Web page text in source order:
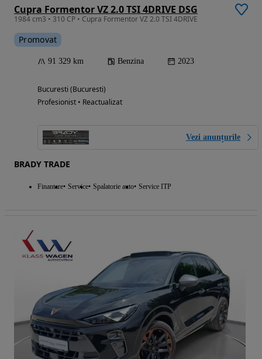
Cupra Formentor VZ 2.0 TSI 4DRIVE DSG
1984 cm3 • 310 CP • Cupra Formentor VZ 2.0 TSI 4DRIVE
Promovat
91 329 km Benzina 2023
Bucuresti (Bucuresti)
Profesionist • Reactualizat
Vezi anunțurile
BRADY TRADE
Finantare Service Spalatorie auto Service ITP